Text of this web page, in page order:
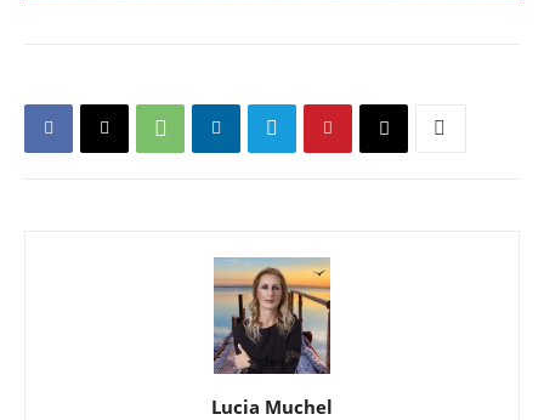
Lucia Muchel